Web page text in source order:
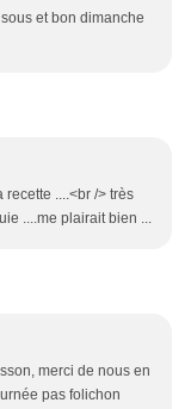
et bon dimanche
recette ....<br /> très
....me plairait bien ...
merci de nous en
pas folichon